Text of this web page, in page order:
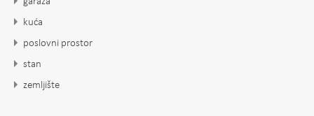
kuća
poslovni prostor
stan
zemljište